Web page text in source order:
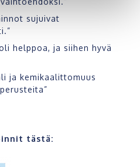
sujuivat
helppoa, ja siihen hyvä
ja kemikaalittomuus
tästä: